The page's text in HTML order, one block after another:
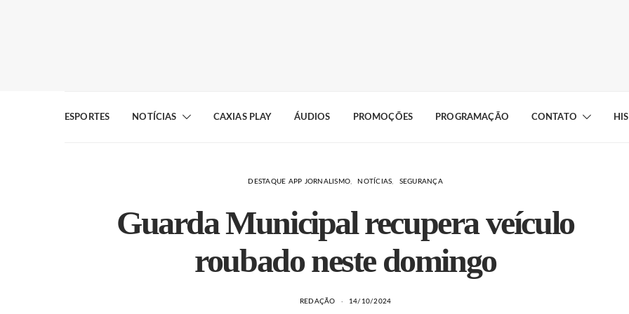
ESPORTES NOTÍCIAS CAXIAS PLAY ÁUDIOS PROMOÇÕES PROGRAMAÇÃO CONTATO
DESTAQUE APP JORNALISMO NOTÍCIAS SEGURANÇA
Guarda Municipal recupera veículo
roubado neste domingo
REDAÇÃO 14/10/2024